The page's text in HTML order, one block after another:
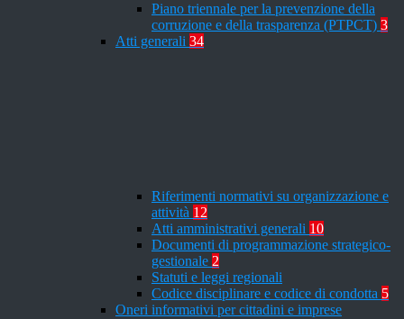
Piano triennale per la prevenzione della
corruzione e della trasparenza (PTPCT) 3
Atti generali 34
Riferimenti normativi su organizzazione e
attività 12
Atti amministrativi generali 10
Documenti di programmazione strategico-
gestionale 2
Statuti e leggi regionali
Codice disciplinare e codice di condotta 5
Oneri informativi per cittadini e imprese